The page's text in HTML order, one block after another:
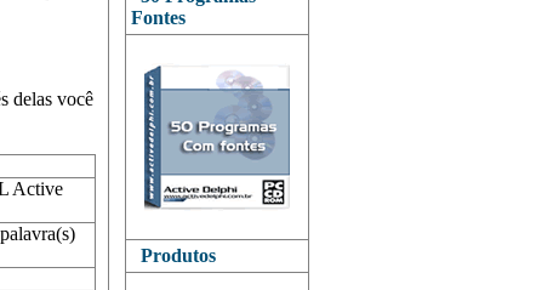
delas você
Active
Fontes
Produtos